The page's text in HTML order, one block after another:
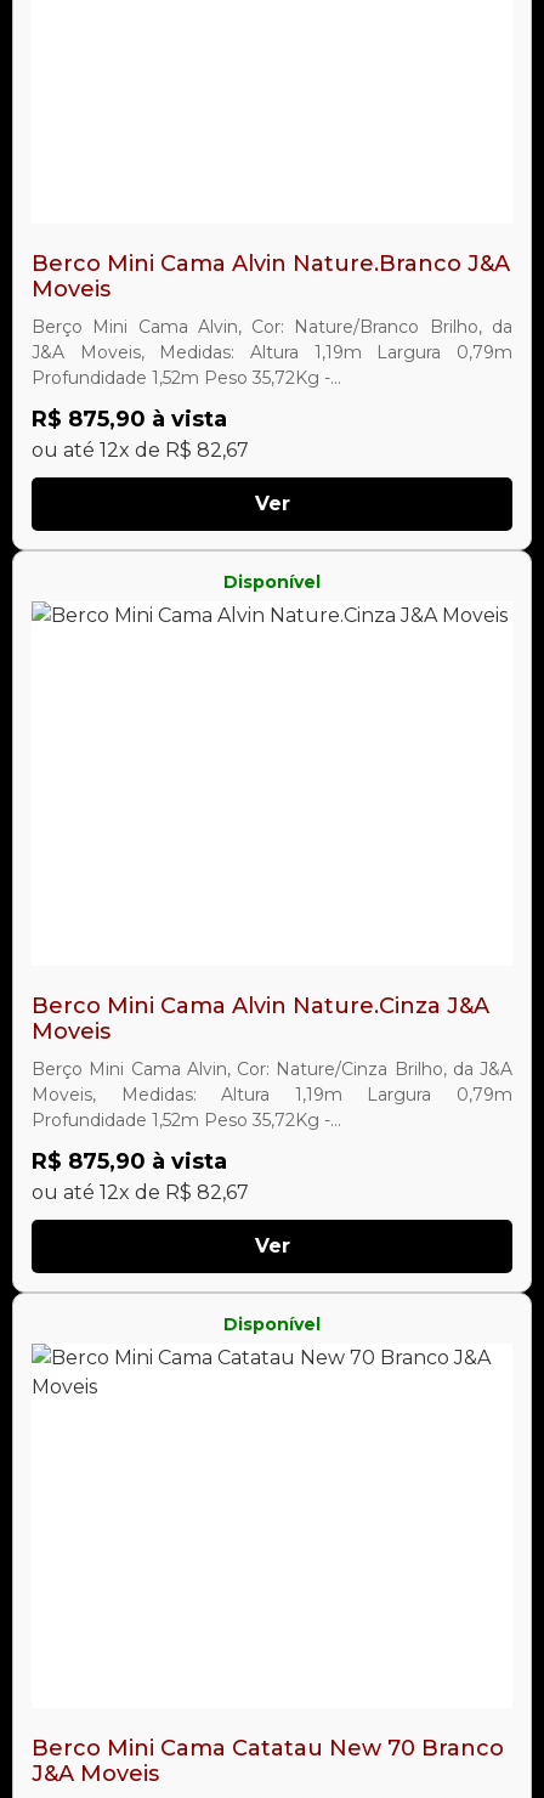
Berco Mini Cama Alvin Nature.Branco J&A
Moveis
Berço Mini Cama Alvin, Cor: Nature/Branco Brilho, da
J&A Moveis, Medidas: Altura 1,19m Largura 0,79m
Profundidade 1,52m Peso 35,72Kg -...
R$ 875,90 à vista
ou até 12x de R$ 82,67
Ver
Disponível
Berco Mini Cama Alvin Nature.Cinza J&A
Moveis
Berço Mini Cama Alvin, Cor: Nature/Cinza Brilho, da J&A
Moveis, Medidas: Altura 1,19m Largura 0,79m
Profundidade 1,52m Peso 35,72Kg -...
R$ 875,90 à vista
ou até 12x de R$ 82,67
Ver
Disponível
Berco Mini Cama Catatau New 70 Branco
J&A Moveis